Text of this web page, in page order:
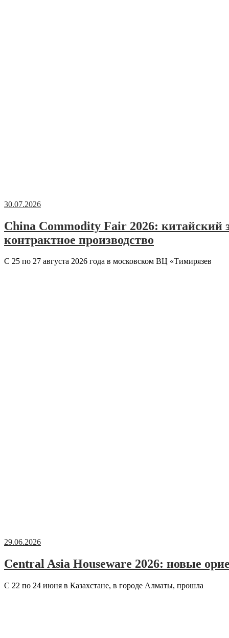
30.07.2026
China Commodity Fair 2026: китайский
контрактное производство
С 25 по 27 августа 2026 года в московском ВЦ «Тимирязев
29.06.2026
Central Asia Houseware 2026: новые
С 22 по 24 июня в Казахстане, в городе Алматы, прошла